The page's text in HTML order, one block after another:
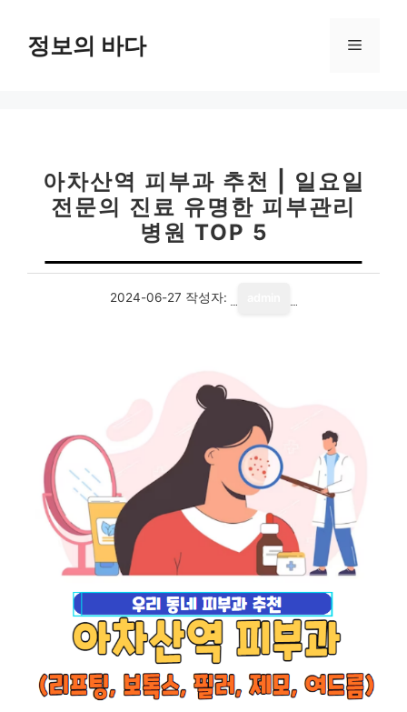
정보의 바다 메
아차산역 피부과 추천 | 일요일
전문의 진료 유명한 피부관리
병원 TOP 5
2024-06-27 작성자: